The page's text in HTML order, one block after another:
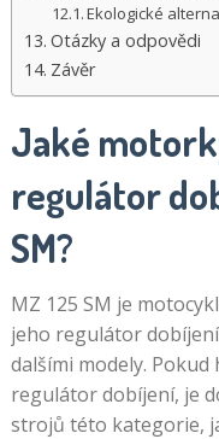
Ekologické
Otázky a odpovědi
Závěr
Jaké
regulátor
SM?
MZ 125 SM je
jeho regulátor
dalšími modely.
regulátor dobíjení, je
strojů této kategorie,